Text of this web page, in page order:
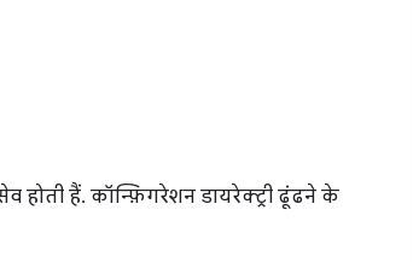
होती हैं. कॉन्फ़िगरेशन डायरेक्ट्री ढूंढने के